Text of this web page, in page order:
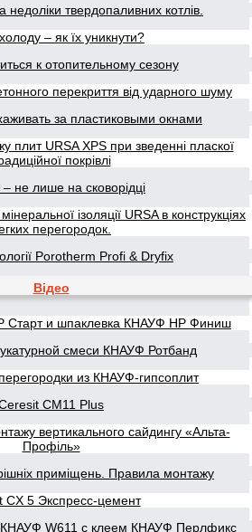
недоліки твердопаливних котлів.
– як їх уникнути?
к отопительному сезону
перекриття від ударного шуму
за пластиковыми окнами
плит URSA XPS при зведенні пласкої
покрівлі
не лише на сковорідці
ізоляції URSA в конструкціях
перегородок.
Porotherm Profi & Dryfix
Відео
Старт и шпаклевка КНАУФ НР Финиш
смеси КНАУФ Ротбанд
из КНАУФ-гипсоплит
CM11 Plus
вертикального сайдингу «Альта-
Профіль»
приміщень. Правила монтажу
CX 5 Экспресс-цемент
КНАУФ W611 с клеем КНАУФ Перлфикс